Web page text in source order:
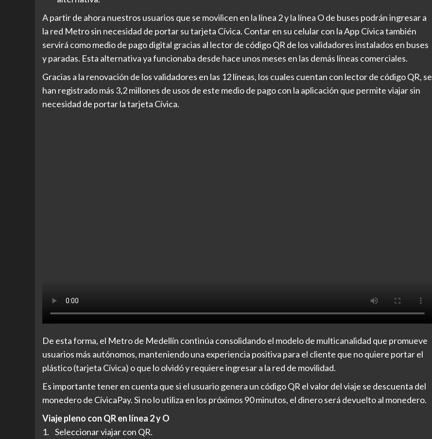
A partir de ahora nuestros usuarios que se movilicen en la línea 2 y la línea O de buses podrán ingresar a
la red Metro sin necesidad de portar su tarjeta Cívica. Contar en su celular con la App Cívica también
servirá como medio de pago digital gracias al lector de código QR de los validadores instalados en buses
y paradas. Esta alternativa ya funcionaba desde hace unos meses en las demás líneas comerciales.
Gracias a la renovación de los validadores en las 12 líneas, los cuales cuentan con lector de código QR, se
han registrado más 3,2 millones de usos de este medio de pago con la aplicación que permite viajar sin
necesidad de portar la tarjeta Cívica.
De esta forma, el Metro de Medellín continúa consolidando el modelo de multicanalidad que promueve
usuarios más autónomos, manteniendo una experiencia positiva para el cliente que no quiere portar el
plástico (tarjeta Cívica) o que lo olvidó y requiere ingresar a la red de movilidad.
Es importante tener en cuenta que si el usuario genera un código QR el valor del viaje se descuenta del
monedero de CívicaPay. Si no lo utiliza en los próximos 90 minutos, el dinero será devuelto al monedero.
Viaje pleno con QR en línea 2 y O
1. Seleccionar viajar con QR.